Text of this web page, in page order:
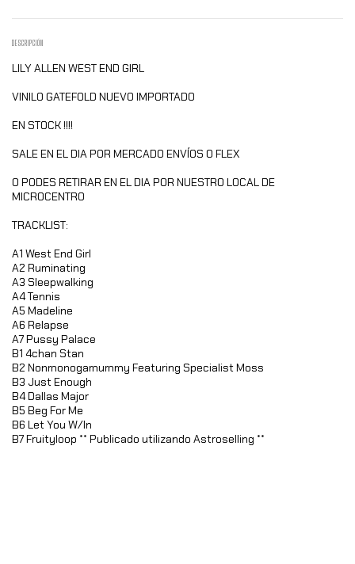
DESCRIPCIÓN
LILY ALLEN WEST END GIRL
VINILO GATEFOLD NUEVO IMPORTADO
EN STOCK !!!!
SALE EN EL DIA POR MERCADO ENVÍOS O FLEX
O PODES RETIRAR EN EL DIA POR NUESTRO LOCAL DE
MICROCENTRO
TRACKLIST:
A1 West End Girl
A2 Ruminating
A3 Sleepwalking
A4 Tennis
A5 Madeline
A6 Relapse
A7 Pussy Palace
B1 4chan Stan
B2 Nonmonogamummy Featuring Specialist Moss
B3 Just Enough
B4 Dallas Major
B5 Beg For Me
B6 Let You W/In
B7 Fruityloop ** Publicado utilizando Astroselling **